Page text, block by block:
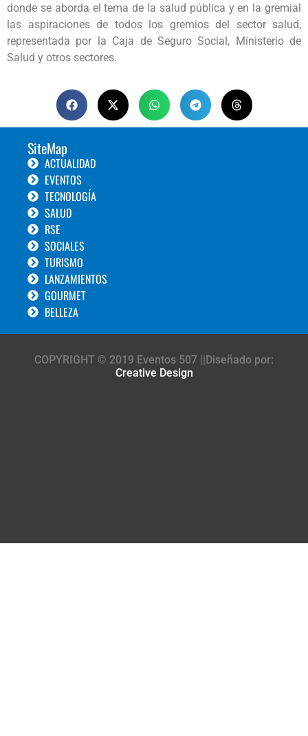
donde se aborda el tema de la salud pública y en la gremial
las aspiraciones de todos los gremios del sector salud,
representada por la Caja de Seguro Social, Ministerio de
Salud y otros sectores.
SiteMap
ACTUALIDAD
EVENTOS
TECNOLOGÍA
SALUD
RSE
SOCIALES
TURISMO
LANZAMIENTOS
GOURMET
BELLEZA
COPYRIGHT © 2019 Eventos 507 ||Diseñado por:
Creative Design